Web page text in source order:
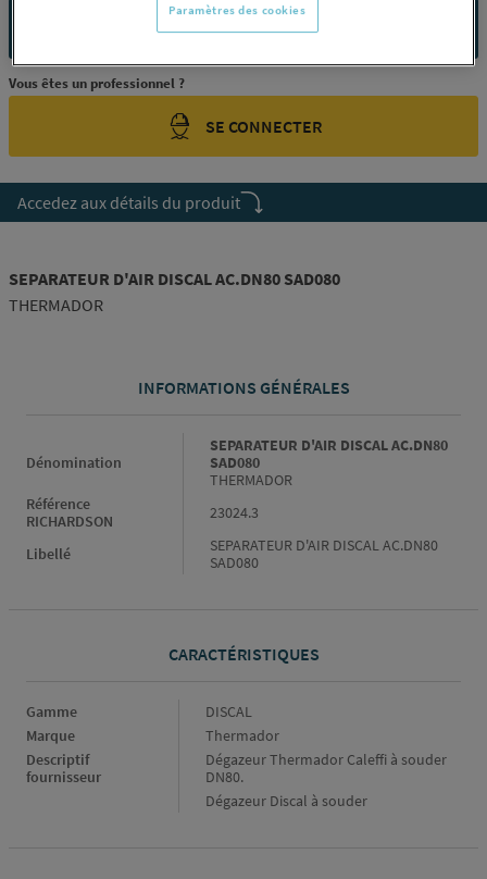
CONTACTEZ-NOUS
Vous êtes un professionnel ?
SE CONNECTER
Accedez aux détails du produit
SEPARATEUR D'AIR DISCAL AC.DN80 SAD080
THERMADOR
INFORMATIONS GÉNÉRALES
Dénomination
SEPARATEUR D'AIR DISCAL AC.DN80
SAD080
THERMADOR
Référence
RICHARDSON
23024.3
Libellé
SEPARATEUR D'AIR DISCAL AC.DN80
SAD080
CARACTÉRISTIQUES
Caractéristiques
Gamme
DISCAL
Marque
Thermador
Descriptif
fournisseur
Dégazeur Thermador Caleffi à souder
DN80.
Dégazeur Discal à souder
Paramètres des cookies